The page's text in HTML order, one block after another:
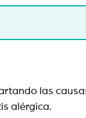
las
alérgica.